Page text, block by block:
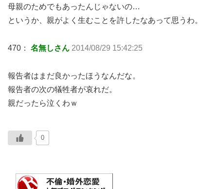
母親のためでもあったんじゃないの…
というか、親がよく生むことを許したなあって思うわ。
470： 名無しさん 2014/08/29 15:42:25
報告者はまだ良かったほうなんだな。
報告者の次の犠牲者が哀れだ。
親だったら泣くわｗ
0